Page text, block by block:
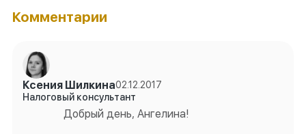
Комментарии
Ксения Шилкина02.12.2017
Налоговый консультант
Добрый день, Ангелина!